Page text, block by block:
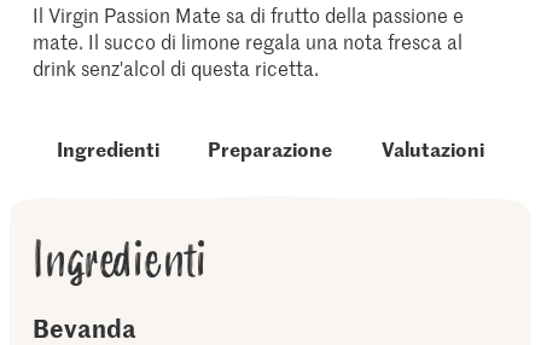
Il Virgin Passion Mate sa di frutto della passione e
mate. Il succo di limone regala una nota fresca al
drink senz'alcol di questa ricetta.
Ingredienti Preparazione Valutazioni
Ingredienti
Bevanda